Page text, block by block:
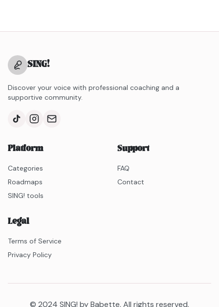
SING!
Discover your voice with professional coaching and a
supportive community.
Platform
Categories
Roadmaps
SING! tools
Support
FAQ
Contact
Legal
Terms of Service
Privacy Policy
© 2024 SING! by Babette. All rights reserved.